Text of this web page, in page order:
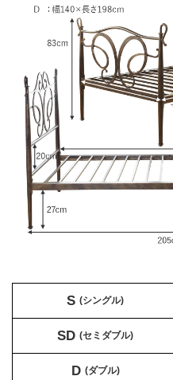
S (シングル)
SD (セミダブル)
D (ダブル)